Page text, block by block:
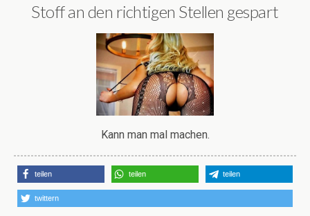
Stoff an den richtigen Stellen gespart
Kann man mal machen.
teilen teilen teilen
twittern